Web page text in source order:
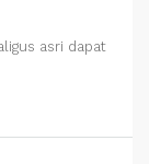
asri dapat